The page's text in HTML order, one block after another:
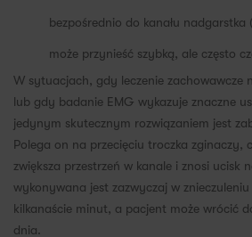
bezpośrednio do kanału nadgarstka
może przynieść szybką, ale często
W sytuacjach, gdy leczenie zachowawcze
lub gdy badanie EMG wykazuje znaczne
jedynym skutecznym rozwiązaniem jest
Polega on na przecięciu troczka zginaczy,
zwiększa przestrzeń w kanale i znosi ucisk
wykonywana jest zazwyczaj w
kilkanaście minut, a pacjent może wrócić
dnia.